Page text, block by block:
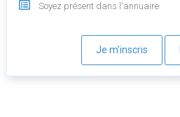
Soyez présent dans l'annuaire
Je m'inscris